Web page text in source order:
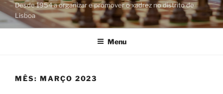
Desde 1954 a organizar e promover o xadrez no distrito de
Lisboa
Menu
MÊS: MARÇO 2023